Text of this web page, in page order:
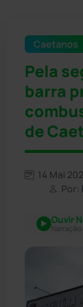
Caetanos
Pela
barra
de
14 Mai
Por:
Ouvir